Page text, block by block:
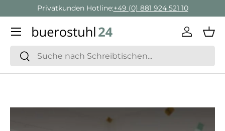
Direkt zum Inhalt
Privatkunden Hotline:+49 (0) 881 924 521 10
Suchen
Suchen
Menü